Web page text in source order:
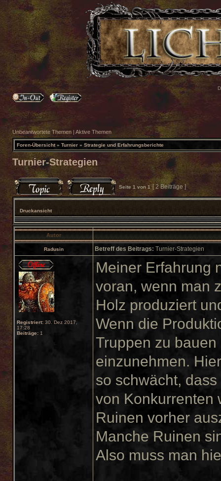
Unbeantwortete Themen | Aktive Themen
Foren-Übersicht» Turnier » Strategie und Erfahrungsberichte
Turnier-Strategien
Seite 1 von 1[ 2 Beiträge ]
Druckansicht
Autor
Radusin Betreff des Beitrags: Turnier-Strategien
Registriert: 30. Dez 2017,
17:28
Beiträge: 1
Meiner Erfahrung
voran, wenn man
Holz produziert
Wenn die
Truppen zu
einzunehmen.
so schwächt,
von Konkurrenten
Ruinen vorher
Manche Ruinen
Also muss man